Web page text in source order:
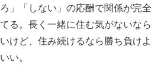
」「しない」の応酬で関係が完全
る。長く一緒に住む気がないなら
けど、住み続けるなら勝ち負けよ
い。